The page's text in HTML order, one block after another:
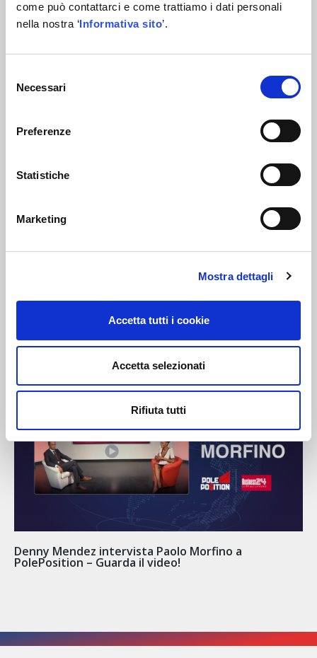
come può contattarci e come trattiamo i dati personali
nella nostra ‘Informativa sito’.
delNecessari
Preferenze
Statistiche
Marketing
Mostra dettagli
Accetta tutti i cookie
Accetta selezionati
Rifiuta tutti
AD.LAS 2023 by ADI – The Autodis Italia Group –
Green Deal: Il parlamento Europeo Approva in Via
Definitiva
Denny Mendez intervista Paolo Morfino a
PolePosition – Guarda il video!